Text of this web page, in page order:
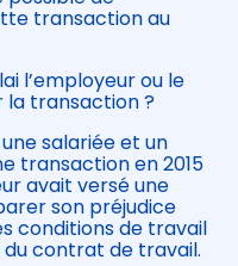
transaction au
l’employeur ou le
transaction ?
salariée et un
transaction en 2015
avait versé une
son préjudice
conditions de travail
du contrat de travail.